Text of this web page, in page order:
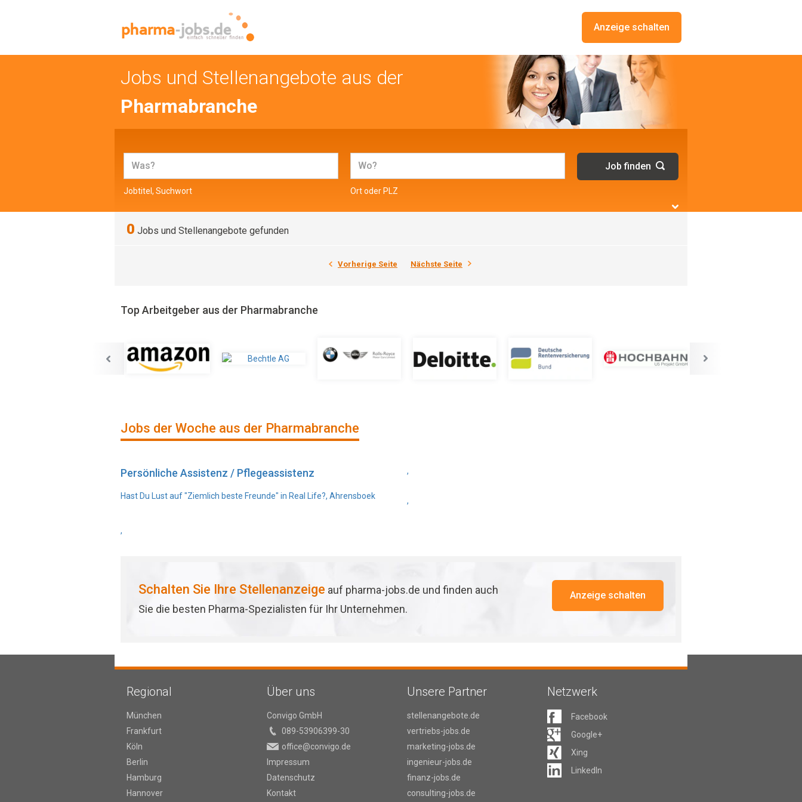
Anzeige schalten
Jobs und Stellenangebote aus der
Pharmabranche
Jobtitel, Suchwort Ort oder PLZ
0 Jobs und Stellenangebote gefunden
Vorherige Seite Nächste Seite
Top Arbeitgeber aus der Pharmabranche
Jobs der Woche aus der Pharmabranche
Persönliche Assistenz / Pflegeassistenz
Hast Du Lust auf "Ziemlich beste Freunde" in Real Life?, Ahrensboek
,
,
,
Schalten Sie Ihre Stellenanzeige auf pharma-jobs.de und finden auch
Sie die besten Pharma-Spezialisten für Ihr Unternehmen.
Anzeige schalten
Regional
München
Frankfurt
Köln
Berlin
Hamburg
Hannover
Über uns
Convigo GmbH
089-53906399-30
office@convigo.de
Impressum
Datenschutz
Kontakt
Unsere Partner
stellenangebote.de
vertriebs-jobs.de
marketing-jobs.de
ingenieur-jobs.de
finanz-jobs.de
consulting-jobs.de
Netzwerk
Facebook
Google+
Xing
LinkedIn